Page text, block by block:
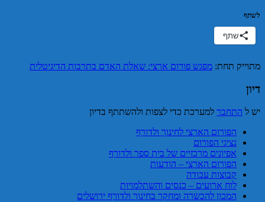
לשתף
שתף
מתוייק תחת: מפגש פורום ארצי: שאלת האדם בתרבות הדיגיטלית
דיון
יש ל התחבר למערכת כדי לצפות ולהשתתף בדיון
הפורום הארצי לחינוך ולדורף
נציגי הפורום
אפיונים מרכזיים של בית ספר ולדורף
הפורום הארצי – הודעות
קבוצות עבודה
לוח ארועים – כנסים והשתלמויות
המכון להכשרה ומחקר בחינוך ולדורף ירושלים